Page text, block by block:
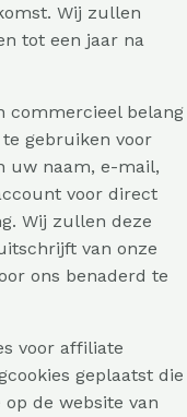
Wij zullen
tot een jaar na
commercieel belang
gebruiken voor
uw naam, e-mail,
voor direct
Wij zullen deze
van onze
ons benaderd te
voor affiliate
geplaatst die
de website van